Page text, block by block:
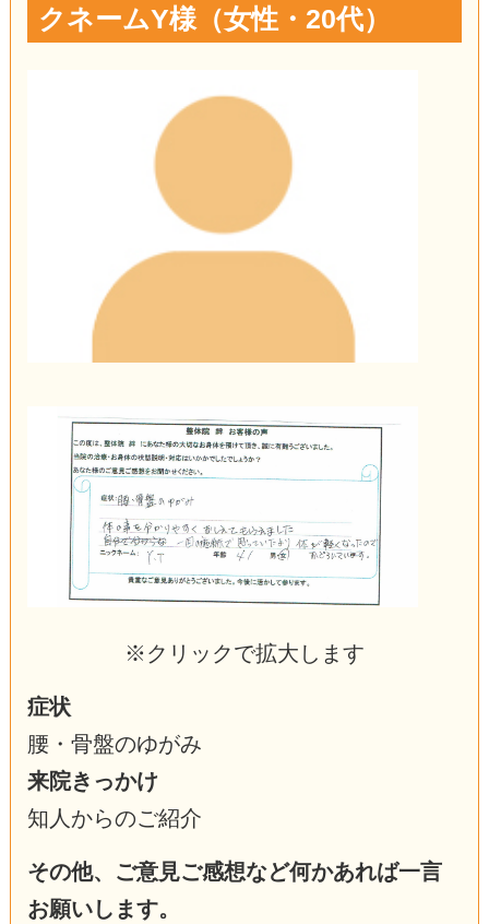
クネームY様（女性・20代）
※クリックで拡大します
症状
腰・骨盤のゆがみ
来院きっかけ
知人からのご紹介
その他、ご意見ご感想など何かあれば一言
お願いします。